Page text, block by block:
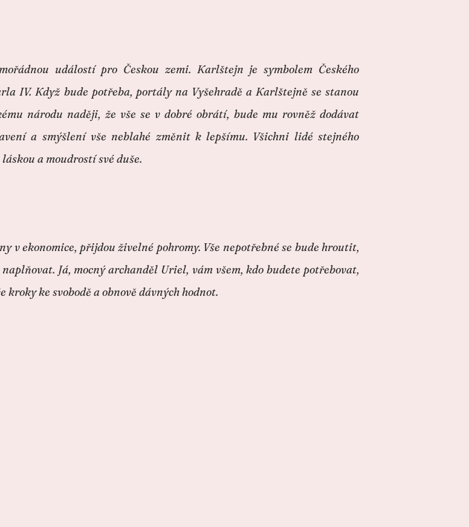
událostí pro Českou zemi. Karlštejn je symbolem Českého
IV. Když bude potřeba, portály na Vyšehradě a Karlštejně se stanou
národu naději, že vše se v dobré obrátí, bude mu rovněž dodávat
a smýšlení vše neblahé změnit k lepšímu. Všichni lidé stejného
láskou a moudrostí své duše.
v ekonomice, přijdou živelné pohromy. Vše nepotřebné se bude hroutit,
Já, mocný archanděl Uriel, vám všem, kdo budete potřebovat,
kroky ke svobodě a obnově dávných hodnot.